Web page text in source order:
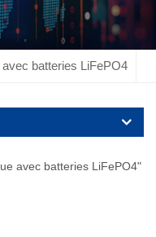
batteries LiFePO4
avec batteries LiFePO4"